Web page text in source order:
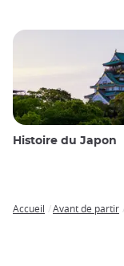
Histoire du Japon
Accueil Avant de partir